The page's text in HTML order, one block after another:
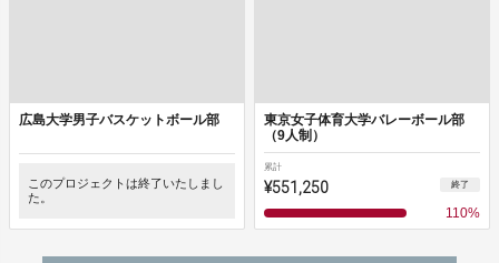
広島大学男子バスケットボール部
このプロジェクトは終了いたしまし
た。
東京女子体育大学バレーボール部
（9人制）
累計
¥551,250 終了
110%